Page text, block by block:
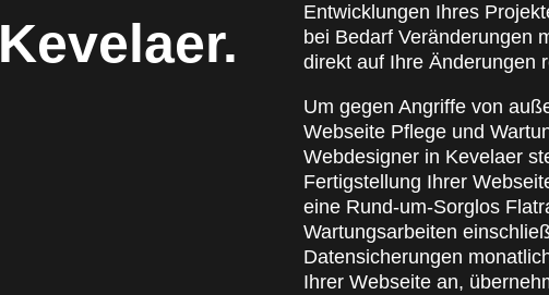
Kevelaer.
Entwicklungen Ihres
bei Bedarf Veränderungen
direkt auf Ihre Änderungen
Um gegen Angriffe von
Webseite Pflege und
Webdesigner in Kevelaer
Fertigstellung Ihrer
eine Rund-um-Sorglos
Wartungsarbeiten
Datensicherungen
Ihrer Webseite an,